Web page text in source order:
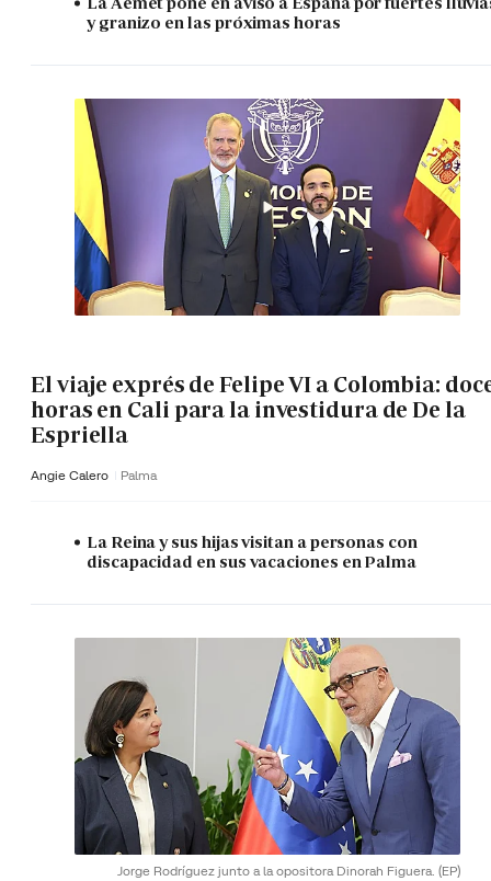
y granizo en las próximas horas
El viaje exprés de Felipe VI a Colombia:
horas en Cali para la investidura de De la
Espriella
Angie Calero Palma
La Reina y sus hijas visitan a personas con
discapacidad en sus vacaciones en Palma
Jorge Rodríguez junto a la opositora Dinorah Figuera. (EP)